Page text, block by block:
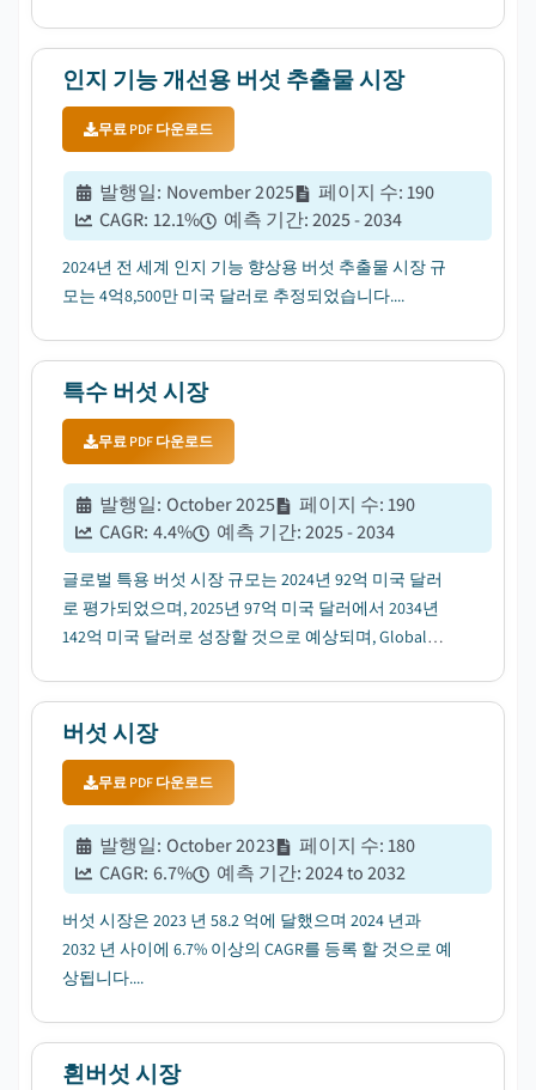
인지 기능 개선용 버섯 추출물 시장
무료 PDF 다운로드
발행일: November 2025 페이지 수:190
CAGR: 12.1% 예측 기간:2025 - 2034
2024년 전 세계 인지 기능 향상용 버섯 추출물 시장 규
모는 4억8,500만 미국 달러로 추정되었습니다....
특수 버섯 시장
무료 PDF 다운로드
발행일: October 2025 페이지 수:190
CAGR: 4.4% 예측 기간:2025 - 2034
글로벌 특용 버섯 시장 규모는 2024년 92억 미국 달러
로 평가되었으며, 2025년 97억 미국 달러에서 2034년
142억 미국 달러로 성장할 것으로 예상되며, Global
니다....
버섯 시장
무료 PDF 다운로드
발행일: October 2023 페이지 수:180
CAGR: 6.7% 예측 기간:2024 to 2032
버섯 시장은 2023 년 58.2 억에 달했으며 2024 년과
2032 년 사이에 6.7% 이상의 CAGR를 등록 할 것으로 예
상됩니다....
흰버섯 시장